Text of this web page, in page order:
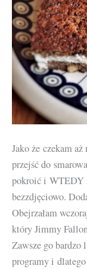
Jako że czekam
przejść do
pokroić i WTEDY
bezzdjęciowo.
Obejrzałam
który Jimmy
Zawsze go bardzo
programy i